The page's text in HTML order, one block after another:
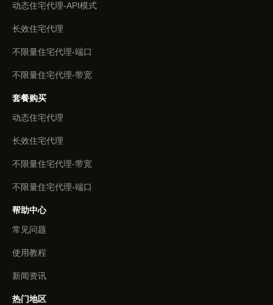
动态住宅代理-API模式
长效住宅代理
不限量住宅代理-端口
不限量住宅代理-带宽
套餐购买
动态住宅代理
长效住宅代理
不限量住宅代理-带宽
不限量住宅代理-端口
帮助中心
常见问题
使用教程
新闻资讯
热门地区